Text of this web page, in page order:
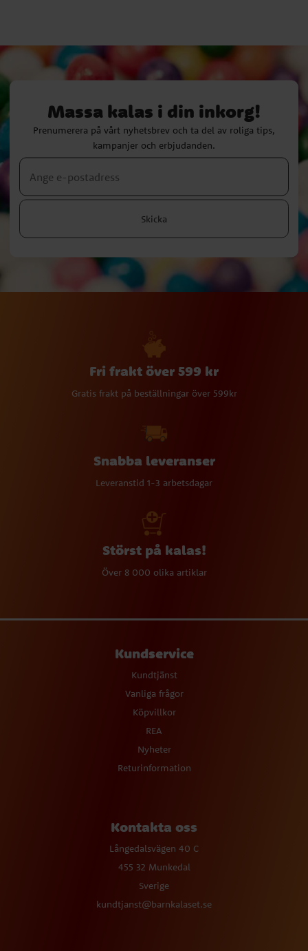
Massa kalas i din inkorg!
Prenumerera på vårt nyhetsbrev och ta del av roliga tips,
kampanjer och erbjudanden.
Skicka
Fri frakt över 599 kr
Gratis frakt på beställningar över 599kr
Snabba leveranser
Leveranstid 1-3 arbetsdagar
Störst på kalas!
Över 8 000 olika artiklar
Kundservice
Kundtjänst
Vanliga frågor
Köpvillkor
REA
Nyheter
Returinformation
Kontakta oss
Långedalsvägen 40 C
455 32 Munkedal
Sverige
kundtjanst@barnkalaset.se